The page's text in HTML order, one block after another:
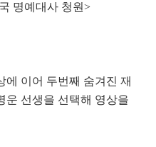
명예대사 청원>
에 이어 두번째 숨겨진 재
운 선생을 선택해 영상을